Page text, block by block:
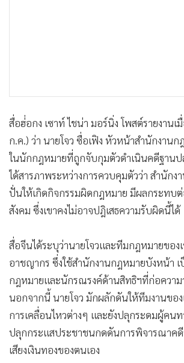
สื่อฮ่่อกง เซาท์ ไชน่า มอร์นิ่ง โพสต์รายงานเ
ก.ค.) ว่า นายโจว ซื่อเฟิง หัวหน้าสำนักงานก
ในนักกฎหมายที่ถูกจับกุมตัวดำเนินคดีฐาน
ได้สารภาพระหว่างการควบคุมตัวว่า สำนักง
ปั่นให้เกิดกิจกรรมผิดกฎหมาย มีผลกระทบ
สังคม ซึ่งเขาคงไม่อาจปฎิเสธความรับผิดนี้ได้
สื่อจีนได้ระบุว่านายโจวและทีมกฎหมายของ
อาชญากร ซึ่งใช้สำนักงานกฎหมายบังหน้า
กฎหมายและนักรณรงค์ด้านสิทธิฯที่ก่อความ
นอกจากนี้ นายโจว มักผลักดันให้ทีมงานของ
การเคลื่อนไหวต่างๆ และยังปลุกระดมผู้คน
ปลุกกระแสประชาชนกดดันการพิจารณาคดี
เสียงเงินทองของตนเอง